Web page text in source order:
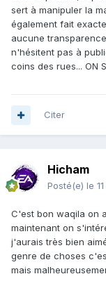
sert à manipuler la
également fait
aucune
n'hésitent pas à
coins des rues... ON
Citer
Hicham
Posté(e) le
C'est bon waqila on
maintenant on
j'aurais très bien
genre de choses
mais